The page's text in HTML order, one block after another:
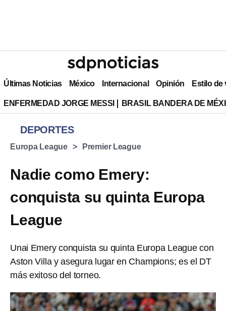
Últimas Noticias México Internacional Opinión Estilo de
ENFERMEDAD JORGE MESSI BRASIL BANDERA DE
DEPORTES
Europa League Premier League
Nadie como Emery:
conquista su quinta Europa
League
Unai Emery conquista su quinta Europa League con
Aston Villa y asegura lugar en Champions; es el DT
más exitoso del torneo.